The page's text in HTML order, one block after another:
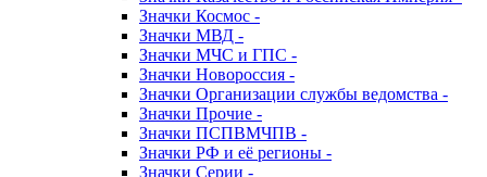
Значки Космос -
Значки МВД -
Значки МЧС и ГПС -
Значки Новороссия -
Значки Организации службы ведомства -
Значки Прочие -
Значки ПСПВМЧПВ -
Значки РФ и её регионы -
Значки Серии -